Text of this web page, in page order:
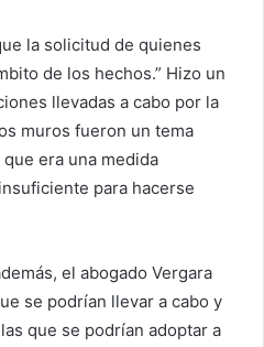
la solicitud de quienes
de los hechos.” Hizo un
llevadas a cabo por la
muros fueron un tema
era una medida
para hacerse
el abogado Vergara
se podrían llevar a cabo y
que se podrían adoptar a